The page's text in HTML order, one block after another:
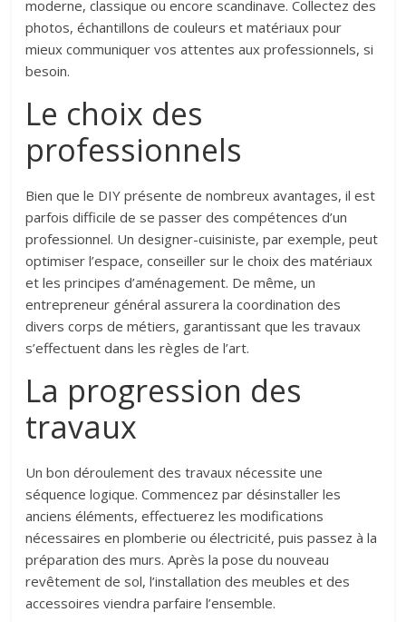
moderne, classique ou encore scandinave. Collectez des
photos, échantillons de couleurs et matériaux pour
mieux communiquer vos attentes aux professionnels, si
besoin.
Le choix des
professionnels
Bien que le DIY présente de nombreux avantages, il est
parfois difficile de se passer des compétences d’un
professionnel. Un designer-cuisiniste, par exemple, peut
optimiser l’espace, conseiller sur le choix des matériaux
et les principes d’aménagement. De même, un
entrepreneur général assurera la coordination des
divers corps de métiers, garantissant que les travaux
s’effectuent dans les règles de l’art.
La progression des
travaux
Un bon déroulement des travaux nécessite une
séquence logique. Commencez par désinstaller les
anciens éléments, effectuerez les modifications
nécessaires en plomberie ou électricité, puis passez à la
préparation des murs. Après la pose du nouveau
revêtement de sol, l’installation des meubles et des
accessoires viendra parfaire l’ensemble.